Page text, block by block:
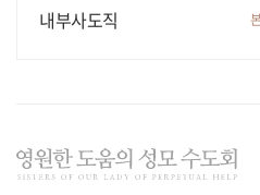
사회복지/나자렛공동체
홈(HOM,House Of Maria)
내부사도직
노년기사도직